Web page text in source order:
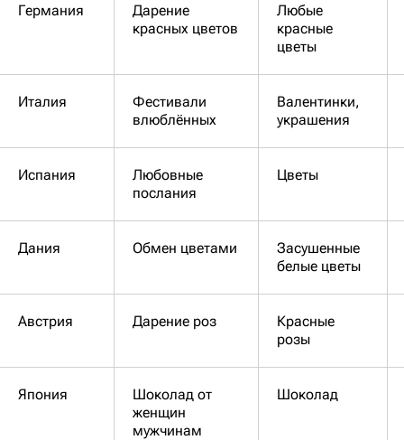
Германия
Дарение
красных цветов
Любые
красные
цветы
Италия
Фестивали
влюблённых
Валентинки,
украшения
Испания
Любовные
послания
Цветы
Дания Обмен цветами
Засушенные
белые цветы
Австрия Дарение роз
Красные
розы
Япония
Шоколад от
женщин
мужчинам
Шоколад